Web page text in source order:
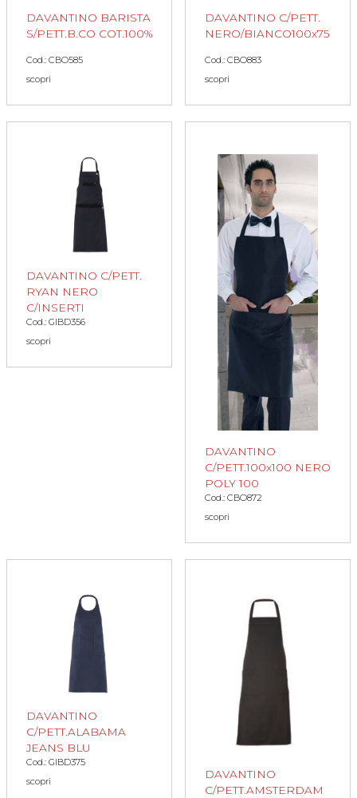
DAVANTINO BARISTA
S/PETT.B.CO COT.100%
Cod.: CBO585
scopri
DAVANTINO C/PETT.
NERO/BIANCO100x75
Cod.: CBO883
scopri
DAVANTINO C/PETT.
RYAN NERO
C/INSERTI
Cod.: GIBD356
scopri
DAVANTINO
C/PETT.100x100 NERO
POLY 100
Cod.: CBO872
scopri
DAVANTINO
C/PETT.ALABAMA
JEANS BLU
Cod.: GIBD375
scopri
DAVANTINO
C/PETT.AMSTERDAM